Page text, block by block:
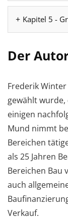
Kapitel 5 -
Der
Frederik
gewählt
einigen
Mund nimmt
Bereichen
als 25 Jahren
Bereichen Bau
auch
Verkauf.